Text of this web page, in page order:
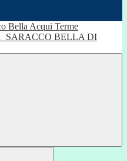
SARACCO BELLA DI